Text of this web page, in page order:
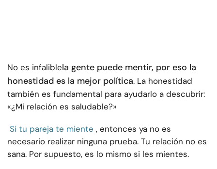
No es infaliblela gente puede mentir, por eso la
honestidad es la mejor política. La honestidad
también es fundamental para ayudarlo a descubrir:
«¿Mi relación es saludable?»
Si tu pareja te miente , entonces ya no es
necesario realizar ninguna prueba. Tu relación no es
sana. Por supuesto, es lo mismo si les mientes.